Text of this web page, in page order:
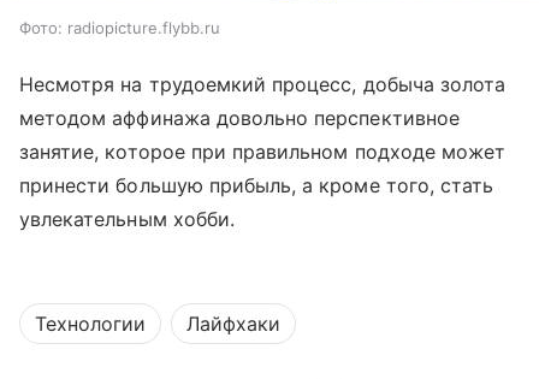
Фото: radiopicture.flybb.ru
Несмотря на трудоемкий процесс, добыча золота
методом аффинажа довольно перспективное
занятие, которое при правильном подходе может
принести большую прибыль, а кроме того, стать
увлекательным хобби.
Технологии Лайфхаки